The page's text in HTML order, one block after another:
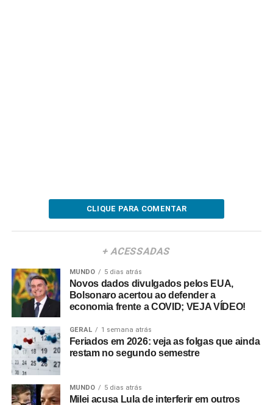
CLIQUE PARA COMENTAR
+ ACESSADAS
MUNDO 5 dias atrás
Novos dados divulgados pelos EUA,
Bolsonaro acertou ao defender a
economia frente a COVID; VEJA VÍDEO!
GERAL 1 semana atrás
Feriados em 2026: veja as folgas que ainda
restam no segundo semestre
MUNDO 5 dias atrás
Milei acusa Lula de interferir em outros